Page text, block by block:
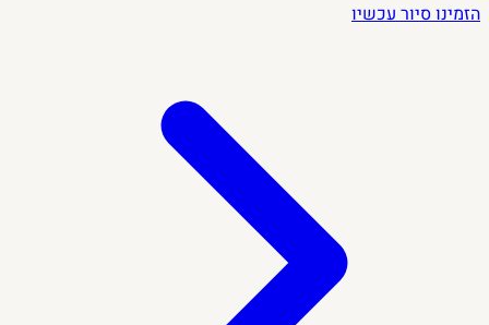
הזמינו סיור עכשיו